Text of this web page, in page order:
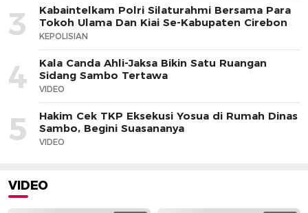
3
Kabaintelkam Polri Silaturahmi Bersama Para
Tokoh Ulama Dan Kiai Se-Kabupaten Cirebon
KEPOLISIAN
4
Kala Canda Ahli-Jaksa Bikin Satu Ruangan
Sidang Sambo Tertawa
VIDEO
5
Hakim Cek TKP Eksekusi Yosua di Rumah Dinas
Sambo, Begini Suasananya
VIDEO
VIDEO